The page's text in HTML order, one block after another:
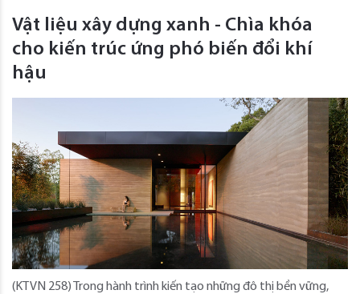
Vật liệu xây dựng xanh - Chìa khóa
cho kiến trúc ứng phó biến đổi khí
hậu
(KTVN 258) Trong hành trình kiến tạo những đô thị bền vững,